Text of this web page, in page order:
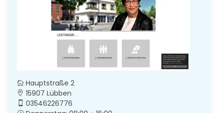
Hauptstraße 2
15907 Lübben
03546226776